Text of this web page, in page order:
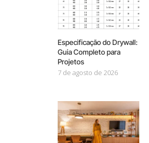
Especificação do Drywall:
Guia Completo para
Projetos
7 de agosto de 2026